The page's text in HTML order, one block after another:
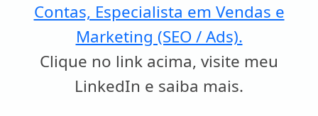
Contas, Especialista em Vendas e
Marketing (SEO / Ads).
Clique no link acima, visite meu
LinkedIn e saiba mais.